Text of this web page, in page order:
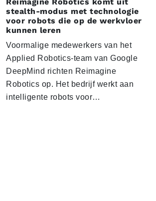
Reimagine Robotics komt uit
stealth-modus met technologie
voor robots die op de werkvloer
kunnen leren
Voormalige medewerkers van het
Applied Robotics-team van Google
DeepMind richten Reimagine
Robotics op. Het bedrijf werkt aan
intelligente robots voor…